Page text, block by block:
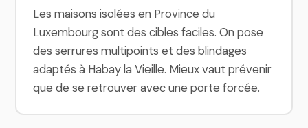
Les maisons isolées en Province du
Luxembourg sont des cibles faciles. On pose
des serrures multipoints et des blindages
adaptés à Habay la Vieille. Mieux vaut prévenir
que de se retrouver avec une porte forcée.